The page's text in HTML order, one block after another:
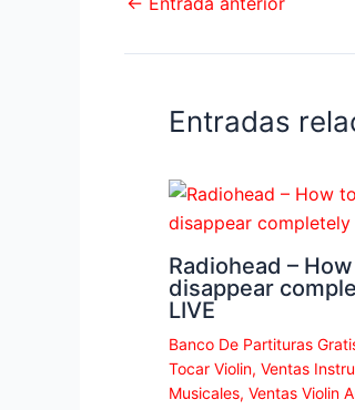
Entradas
Radiohead –
disappear
LIVE
Banco De Partituras
Tocar Violin, Ventas
Musicales, Ventas Violin